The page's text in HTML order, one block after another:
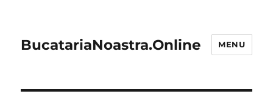
BucatariaNoastra.Online MENU